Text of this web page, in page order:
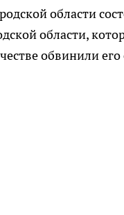
области
области,
обвинили его